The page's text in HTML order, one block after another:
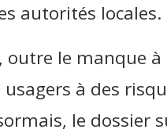
autorités locales.
outre le manque
à des
le dossier